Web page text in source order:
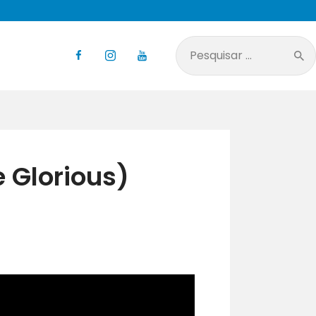
Pesquisar
por:
Glorious)